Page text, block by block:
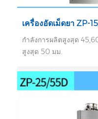
เครื่องอัดเม็ดยา ZP-
กำลังการผลิตสูงสุด
สูงสุด 50 มม.